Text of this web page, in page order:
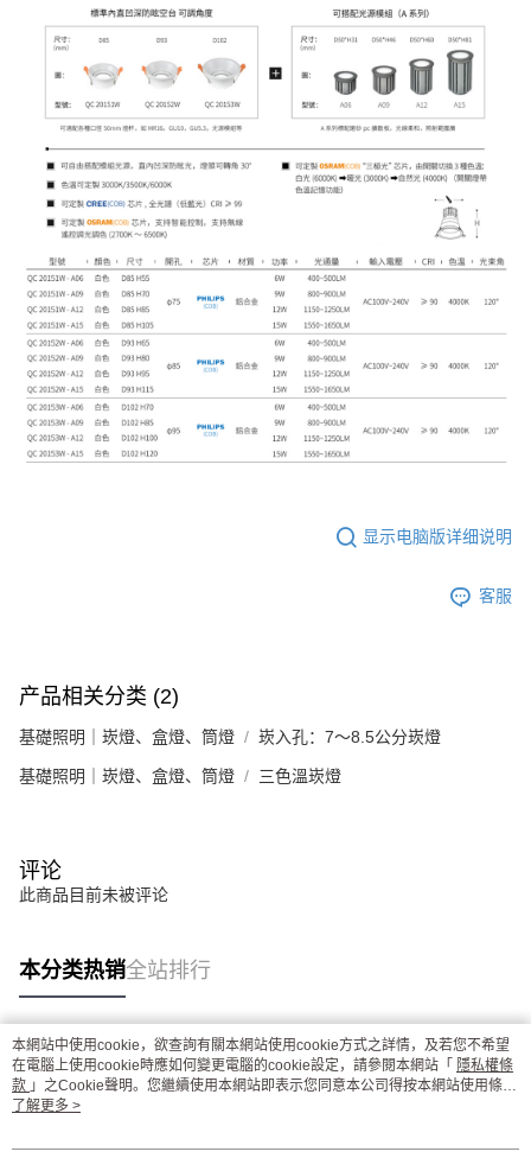
显示电脑版详细说明
客服
产品相关分类 (2)
基礎照明｜崁燈、盒燈、筒燈 崁入孔：7～8.5公分崁燈
基礎照明｜崁燈、盒燈、筒燈 三色溫崁燈
评论
此商品目前未被评论
本分类热销全站排行
热门标签
本網站中使用cookie，欲查詢有關本網站使用cookie方式之詳情，及若您不希望
在電腦上使用cookie時應如何變更電腦的cookie設定，請參閱本網站「 隱私權條
款 」之Cookie聲明。您繼續使用本網站即表示您同意本公司得按本網站使用條款
之Cookie聲明使用cookie。
了解更多 >